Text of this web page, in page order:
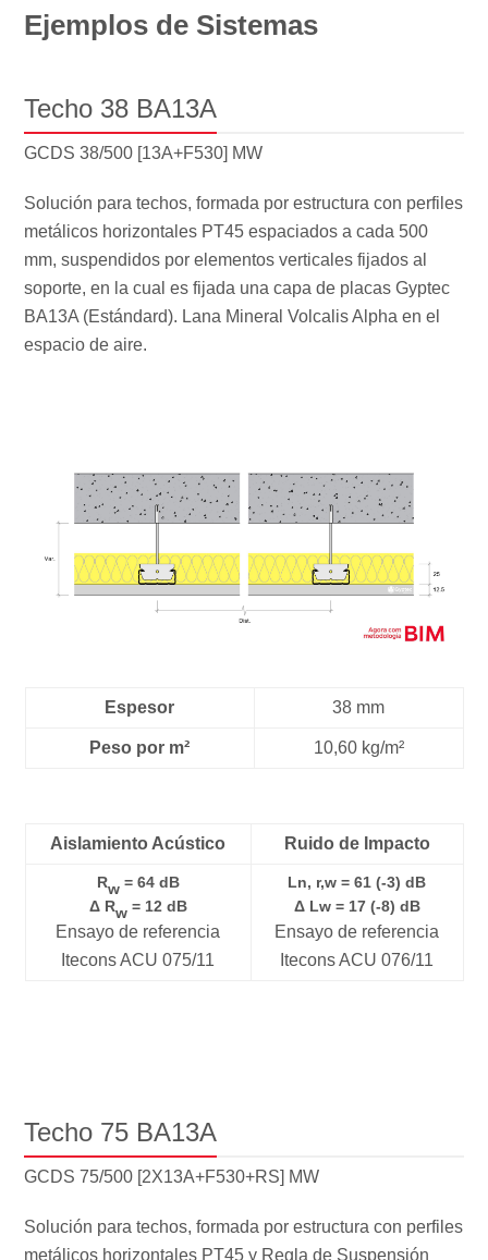
Ejemplos de Sistemas
Techo 38 BA13A
GCDS 38/500 [13A+F530] MW
Solución para techos, formada por estructura con perfiles
metálicos horizontales PT45 espaciados a cada 500
mm, suspendidos por elementos verticales fijados al
soporte, en la cual es fijada una capa de placas Gyptec
BA13A (Estándard). Lana Mineral Volcalis Alpha en el
espacio de aire.
Espesor 38 mm
Peso por m² 10,60 kg/m²
Aislamiento Acústico Ruido de Impacto
Rw= 64 dB
Δ Rw= 12 dB
Ensayo de referencia
Itecons ACU 075/11
Ln, r,w = 61 (-3) dB
Δ Lw = 17 (-8) dB
Ensayo de referencia
Itecons ACU 076/11
Techo 75 BA13A
GCDS 75/500 [2X13A+F530+RS] MW
Solución para techos, formada por estructura con perfiles
metálicos horizontales PT45 y Regla de Suspensión